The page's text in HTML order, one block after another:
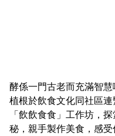
酵係一門古老而充滿智
植根於飲食文化同社區
「飲飲食食」工作坊，
秘，親手製作美食，感